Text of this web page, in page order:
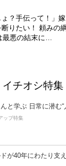
ょ？手伝って！」
りたい！ 頼みの
最悪の結末に…
イチオシ特集
と学ぶ 日常に潜む
ップ特集
が40年にわたり支